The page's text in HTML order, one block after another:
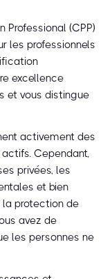
Professional (CPP)
les professionnels
excellence
et vous distingue
activement des
Cependant,
privées, les
et bien
protection de
avez de
les personnes ne